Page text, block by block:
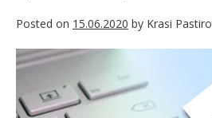
Posted on 15.06.2020 by Krasi